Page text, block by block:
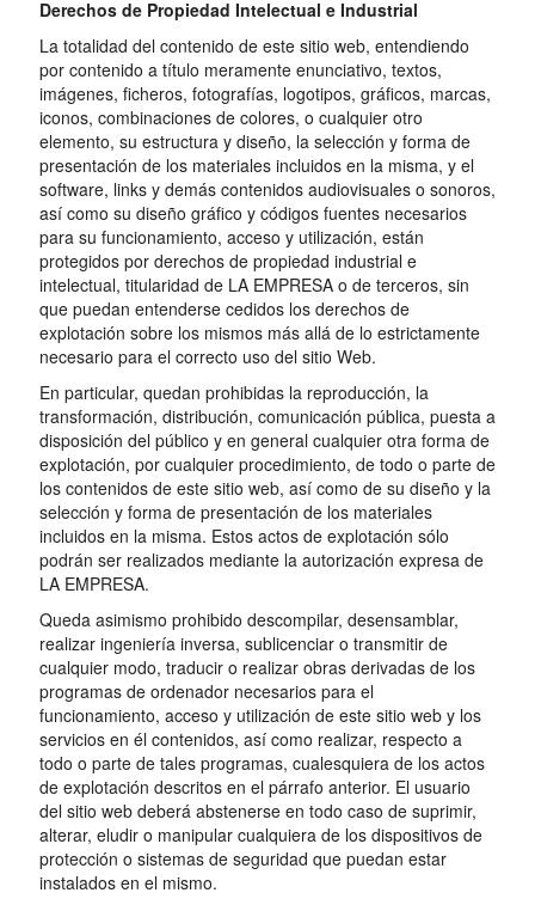
Derechos de Propiedad Intelectual e Industrial
La totalidad del contenido de este sitio web, entendiendo
por contenido a título meramente enunciativo, textos,
imágenes, ficheros, fotografías, logotipos, gráficos, marcas,
iconos, combinaciones de colores, o cualquier otro
elemento, su estructura y diseño, la selección y forma de
presentación de los materiales incluidos en la misma, y el
software, links y demás contenidos audiovisuales o sonoros,
así como su diseño gráfico y códigos fuentes necesarios
para su funcionamiento, acceso y utilización, están
protegidos por derechos de propiedad industrial e
intelectual, titularidad de LA EMPRESA o de terceros, sin
que puedan entenderse cedidos los derechos de
explotación sobre los mismos más allá de lo estrictamente
necesario para el correcto uso del sitio Web.
En particular, quedan prohibidas la reproducción, la
transformación, distribución, comunicación pública, puesta a
disposición del público y en general cualquier otra forma de
explotación, por cualquier procedimiento, de todo o parte de
los contenidos de este sitio web, así como de su diseño y la
selección y forma de presentación de los materiales
incluidos en la misma. Estos actos de explotación sólo
podrán ser realizados mediante la autorización expresa de
LA EMPRESA.
Queda asimismo prohibido descompilar, desensamblar,
realizar ingeniería inversa, sublicenciar o transmitir de
cualquier modo, traducir o realizar obras derivadas de los
programas de ordenador necesarios para el
funcionamiento, acceso y utilización de este sitio web y los
servicios en él contenidos, así como realizar, respecto a
todo o parte de tales programas, cualesquiera de los actos
de explotación descritos en el párrafo anterior. El usuario
del sitio web deberá abstenerse en todo caso de suprimir,
alterar, eludir o manipular cualquiera de los dispositivos de
protección o sistemas de seguridad que puedan estar
instalados en el mismo.